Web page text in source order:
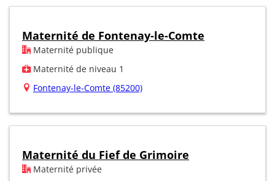
Maternité de Fontenay-le-Comte
Maternité publique
Maternité de niveau 1
Fontenay-le-Comte (85200)
Maternité du Fief de Grimoire
Maternité privée